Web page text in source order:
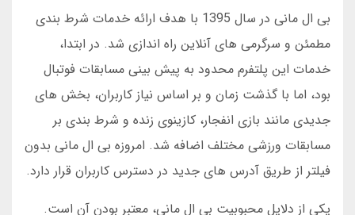
بی ال مانی در سال 1395 با هدف ارائه خدمات شرط بندی
مطمئن و سرگرمی های آنلاین راه اندازی شد. در ابتدا،
خدمات این پلتفرم محدود به پیش بینی مسابقات فوتبال
بود، اما با گذشت زمان و بر اساس نیاز کاربران، بخش های
جدیدی مانند بازی انفجار، کازینوی زنده و شرط بندی بر
مسابقات ورزشی مختلف اضافه شد. امروزه بی ال مانی بدون
فیلتر از طریق آدرس های جدید در دسترس کاربران قرار دارد.
یکی از دلایل محبوبیت بی ال مانی، معتبر بودن آن است.